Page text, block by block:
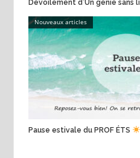
Dévoilement d’Un génie sans
Nouveaux articles
Pause estivale du PROF ÉTS